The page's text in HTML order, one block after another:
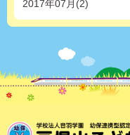
2017年07月(2)